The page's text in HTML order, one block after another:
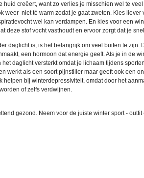
creëert, want zo verlies je misschien wel te
weer niet té warm zodat je gaat zweten. Kies liever
wel kan verdampen. En kies voor een
deze stof vocht vasthoudt en ervoor zorgt dat je
daglicht is, is het belangrijk om veel buiten te zijn.
een hormoon dat energie geeft. Als je in de
daglicht versterkt omdat je lichaam tijdens
werkt als een soort pijnstiller maar geeft ook een
helpen bij winterdepressiviteit, omdat door het
of zelfs verdwijnen.
gezond. Neem voor de juiste winter sport -